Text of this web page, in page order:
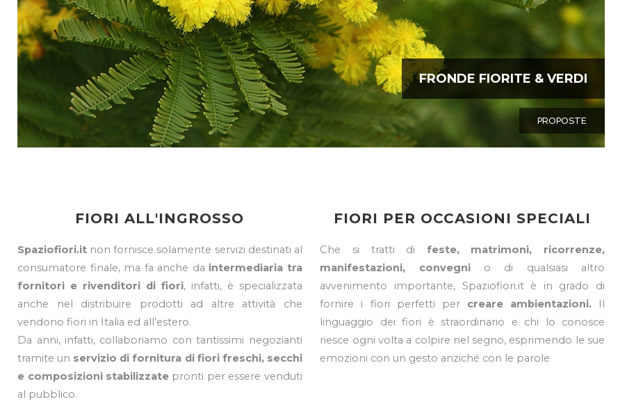
FRONDE FIORITE & VERDI
PROPOSTE
FIORI ALL'INGROSSO
Spaziofiori.it non fornisce solamente servizi destinati al
consumatore finale, ma fa anche da intermediaria tra
fornitori e rivenditori di fiori, infatti, è specializzata
anche nel distribuire prodotti ad altre attività che
vendono fiori in Italia ed all’estero.
Da anni, infatti, collaboriamo con tantissimi negozianti
tramite un servizio di fornitura di fiori freschi, secchi
e composizioni stabilizzate pronti per essere venduti
al pubblico.
FIORI PER OCCASIONI SPECIALI
Che si tratti di feste, matrimoni, ricorrenze,
manifestazioni, convegnio di qualsiasi altro
avvenimento importante, Spaziofiori.it è in grado di
fornire i fiori perfetti percreare ambientazioni.
linguaggio dei fiori è straordinario e chi lo conosce
riesce ogni volta a colpire nel segno, esprimendo le sue
emozioni con un gesto anziché con le parole